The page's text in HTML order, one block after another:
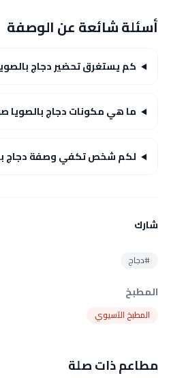
أسئلة شائعة عن الوصفة
كم يستغرق تحضير دجاج
ما هي مكونات دجاج بالصويا
لكم شخص تكفي وصفة دجاج
شارك
#دجاج
المطبخ
المطبخ الآسيوي
مطاعم ذات صلة